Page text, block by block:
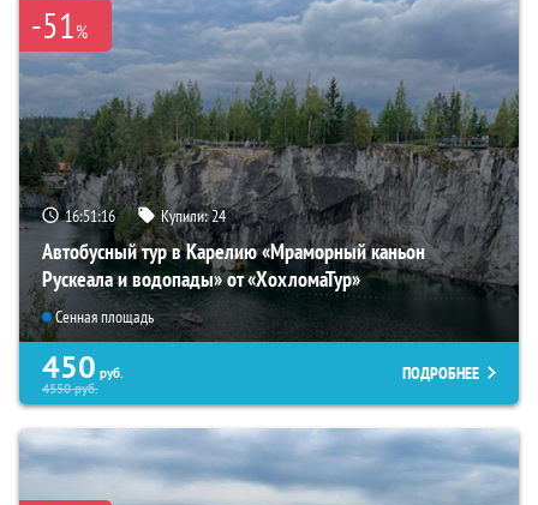
-51%
16:51:15 Купили:24
Автобусный тур в Карелию «Мраморный каньон
Рускеала и водопады» от «ХохломаТур»
Сенная площадь
450 руб.
4550руб.
ПОДРОБНЕЕ